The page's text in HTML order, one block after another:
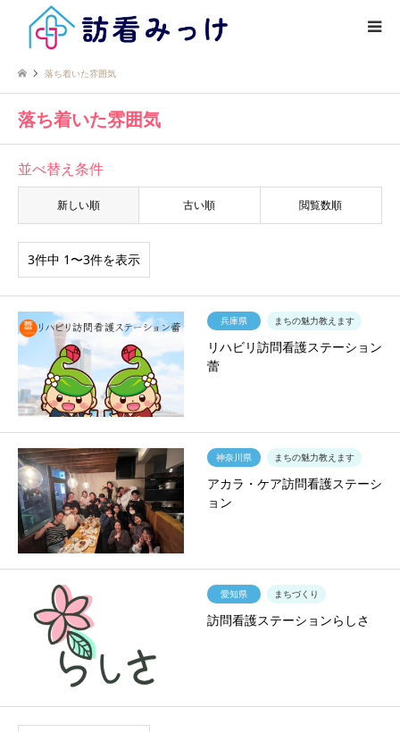
落ち着いた雰囲気
落ち着いた雰囲気
並べ替え条件
新しい順 古い順 閲覧数順
3件中 1〜3件を表示
兵庫県 まちの魅力教えます
リハビリ訪問看護ステーション
蕾
神奈川県 まちの魅力教えます
アカラ・ケア訪問看護ステーシ
ョン
愛知県 まちづくり
訪問看護ステーションらしさ